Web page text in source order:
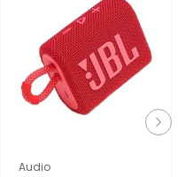
Audio